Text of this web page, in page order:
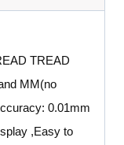
TREAD
MM(no
0.01mm
,Easy to